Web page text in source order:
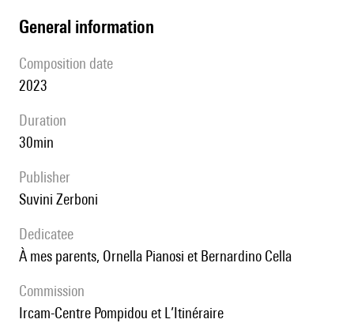
general information
composition date
2023
duration
30min
publisher
Suvini Zerboni
Dedicatee
À mes parents, Ornella Pianosi et Bernardino Cella
Commission
Ircam-Centre Pompidou et L’Itinéraire